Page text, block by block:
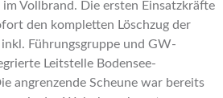
Vollbrand. Die ersten Einsatzkräfte
den kompletten Löschzug der
Führungsgruppe und GW-
Leitstelle Bodensee-
angrenzende Scheune war bereits